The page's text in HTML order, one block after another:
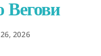
Вегови
26, 2026